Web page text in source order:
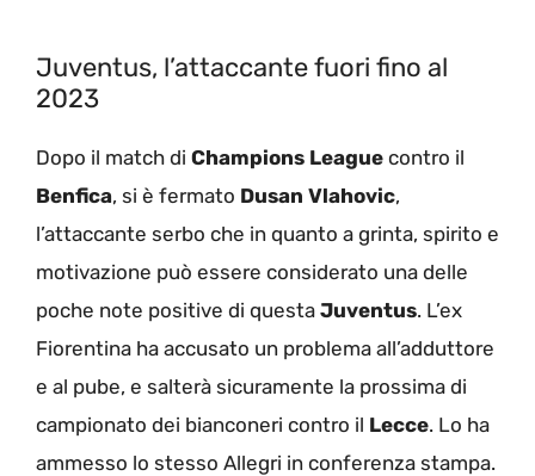
Juventus, l’attaccante fuori fino al
2023
Dopo il match di Champions League contro il
Benfica, si è fermato Dusan Vlahovic,
l’attaccante serbo che in quanto a grinta, spirito e
motivazione può essere considerato una delle
poche note positive di questa Juventus. L’ex
Fiorentina ha accusato un problema all’adduttore
e al pube, e salterà sicuramente la prossima di
campionato dei bianconeri contro il Lecce. Lo ha
ammesso lo stesso Allegri in conferenza stampa.